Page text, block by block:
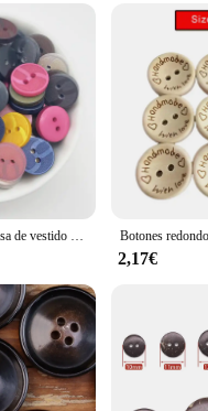
Nuevo botón de camisa de vestido de 13mm Botón de dos ojos DIY accesorios decorativos cosidos a mano
2,17€